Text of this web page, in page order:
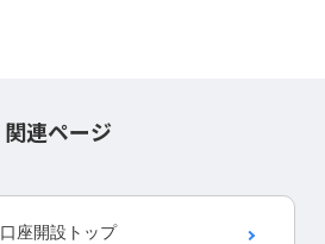
関連ページ
口座開設 トップ